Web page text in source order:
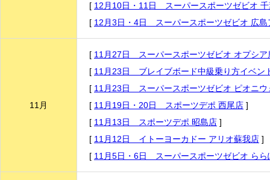
[ 12月10日・11日 スーパースポーツゼビオ
[ 12月3日・4日 スーパースポーツゼビオ 広島
11月
[ 11月27日 スーパースポーツゼビオ オプシア
[ 11月23日 ブレイブボード中級乗り方イベン
[ 11月23日 スーパースポーツゼビオ ピオニウ
[ 11月19日・20日 スポーツデポ 西尾店 ]
[ 11月13日 スポーツデポ 昭島店 ]
[ 11月12日 イトーヨーカドー アリオ蘇我店 ]
[ 11月5日・6日 スーパースポーツゼビオ らら